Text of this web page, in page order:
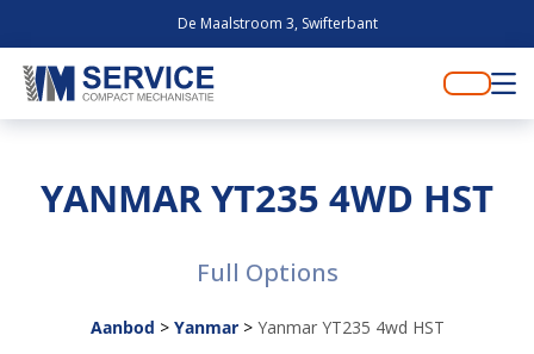
De Maalstroom 3, Swifterbant
YANMAR YT235 4WD HST
Full Options
Aanbod > Yanmar> Yanmar YT235 4wd HST